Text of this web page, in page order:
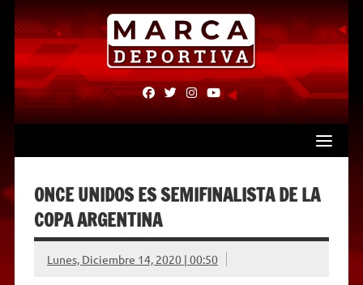
Skip
content
fab
fa-
fab
fa-
fab fab
ONCE UNIDOS ES SEMIFINALISTA DE LA
COPA ARGENTINA
Lunes, Diciembre 14, 2020 | 00:50